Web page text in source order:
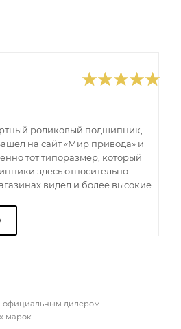
роликовый подшипник,
на сайт «Мир привода» и
тот типоразмер, который
здесь относительно
видел и более высокие
официальным дилером
марок.